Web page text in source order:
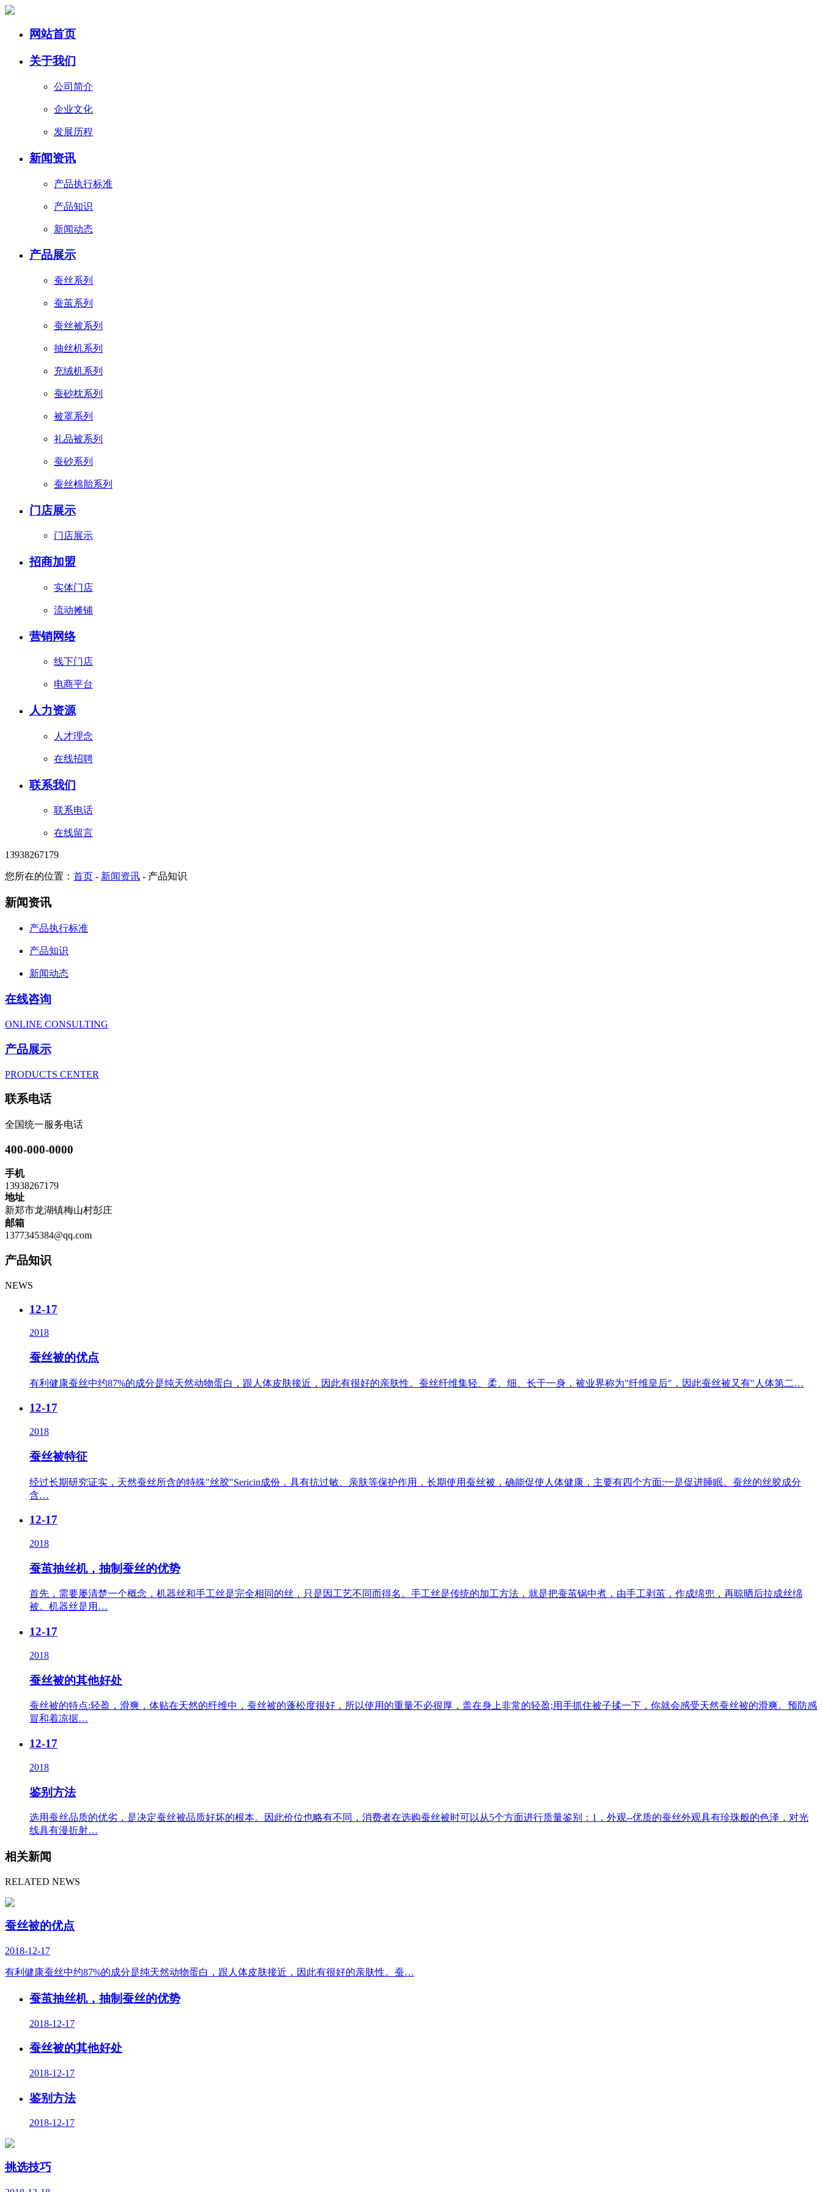
网站首页
关于我们
公司简介
企业文化
发展历程
新闻资讯
产品执行标准
产品知识
新闻动态
产品展示
蚕丝系列
蚕茧系列
蚕丝被系列
抽丝机系列
充绒机系列
蚕砂枕系列
被罩系列
礼品被系列
蚕砂系列
蚕丝棉胎系列
门店展示
门店展示
招商加盟
实体门店
流动摊铺
营销网络
线下门店
电商平台
人力资源
人才理念
在线招聘
联系我们
联系电话
在线留言
13938267179
您所在的位置： 首页 - 新闻资讯 - 产品知识
新闻资讯
产品执行标准
产品知识
新闻动态
在线咨询
ONLINE CONSULTING
产品展示
PRODUCTS CENTER
联系电话
全国统一服务电话
400-000-0000
手机
13938267179
地址
新郑市龙湖镇梅山村彭庄
邮箱
1377345384@qq.com
产品知识
NEWS
12-17
2018
蚕丝被的优点
有利健康蚕丝中约87%的成分是纯天然动物蛋白，跟人体皮肤接近，因此有很好的亲肤性。蚕丝纤维集轻、柔、细、长于一身，被业界称为"纤维皇后"，因此蚕丝被又有"人体第二…
12-17
2018
蚕丝被特征
经过长期研究证实，天然蚕丝所含的特殊"丝胶"Sericin成份，具有抗过敏、亲肤等保护作用，长期使用蚕丝被，确能促使人体健康，主要有四个方面:一是促进睡眠。蚕丝的丝胶成分
含…
12-17
2018
蚕茧抽丝机，抽制蚕丝的优势
首先，需要屡清楚一个概念，机器丝和手工丝是完全相同的丝，只是因工艺不同而得名。手工丝是传统的加工方法，就是把蚕茧锅中煮，由手工剥茧，作成绵兜，再晾晒后拉成丝绵
被。机器丝是用…
12-17
2018
蚕丝被的其他好处
蚕丝被的特点:轻盈，滑爽，体贴在天然的纤维中，蚕丝被的蓬松度很好，所以使用的重量不必很厚，盖在身上非常的轻盈;用手抓住被子揉一下，你就会感受天然蚕丝被的滑爽。预防感
冒和着凉据…
12-17
2018
鉴别方法
选用蚕丝品质的优劣，是决定蚕丝被品质好坏的根本。因此价位也略有不同，消费者在选购蚕丝被时可以从5个方面进行质量鉴别：1，外观--优质的蚕丝外观具有珍珠般的色泽，对光
线具有漫折射…
相关新闻
RELATED NEWS
蚕丝被的优点
2018-12-17
有利健康蚕丝中约87%的成分是纯天然动物蛋白，跟人体皮肤接近，因此有很好的亲肤性。蚕…
蚕茧抽丝机，抽制蚕丝的优势
2018-12-17
蚕丝被的其他好处
2018-12-17
鉴别方法
2018-12-17
挑选技巧